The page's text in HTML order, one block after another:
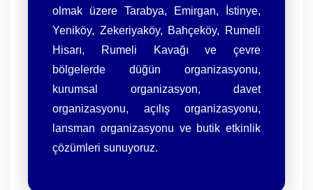
olmak üzere Tarabya, Emirgan, İstinye,
Yeniköy, Zekeriyaköy, Bahçeköy, Rumeli
Hisarı, Rumeli Kavağı ve çevre
bölgelerde düğün organizasyonu,
kurumsal organizasyon, davet
organizasyonu, açılış organizasyonu,
lansman organizasyonu ve butik etkinlik
çözümleri sunuyoruz.